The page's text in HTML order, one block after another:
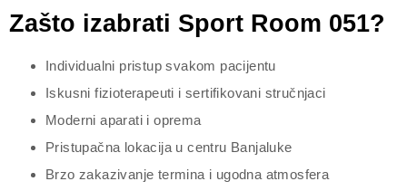
Zašto izabrati Sport Room 051?
Individualni pristup svakom pacijentu
Iskusni fizioterapeuti i sertifikovani stručnjaci
Moderni aparati i oprema
Pristupačna lokacija u centru Banjaluke
Brzo zakazivanje termina i ugodna atmosfera